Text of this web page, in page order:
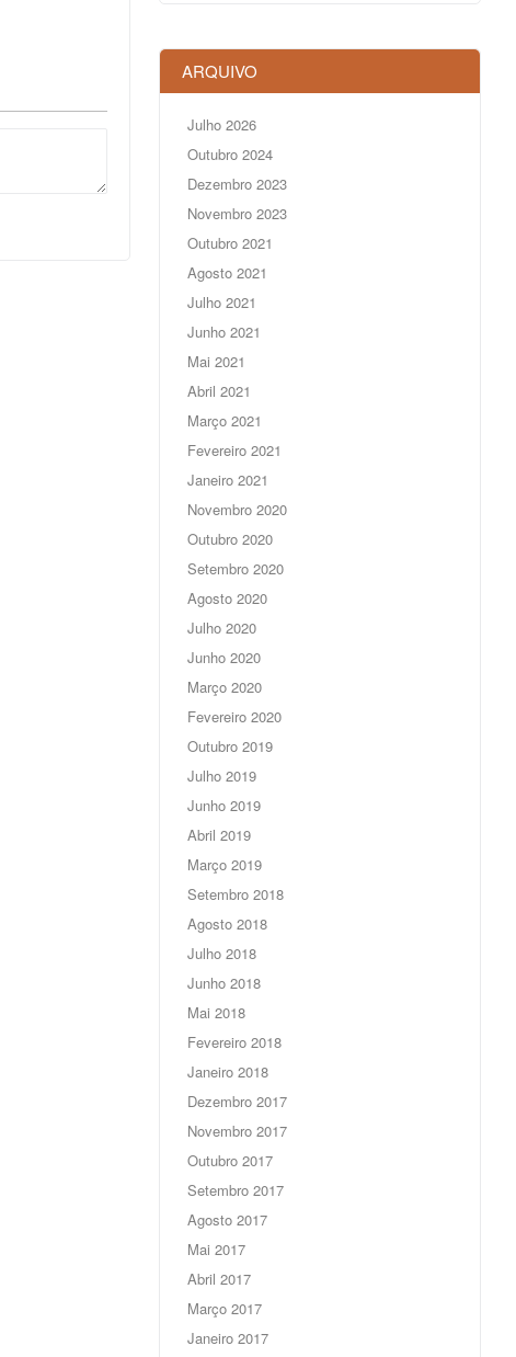
ARQUIVO
Julho 2026
Outubro 2024
Dezembro 2023
Novembro 2023
Outubro 2021
Agosto 2021
Julho 2021
Junho 2021
Mai 2021
Abril 2021
Março 2021
Fevereiro 2021
Janeiro 2021
Novembro 2020
Outubro 2020
Setembro 2020
Agosto 2020
Julho 2020
Junho 2020
Março 2020
Fevereiro 2020
Outubro 2019
Julho 2019
Junho 2019
Abril 2019
Março 2019
Setembro 2018
Agosto 2018
Julho 2018
Junho 2018
Mai 2018
Fevereiro 2018
Janeiro 2018
Dezembro 2017
Novembro 2017
Outubro 2017
Setembro 2017
Agosto 2017
Mai 2017
Abril 2017
Março 2017
Janeiro 2017